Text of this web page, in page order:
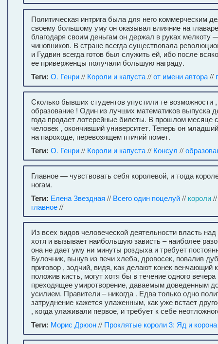
Политическая интрига была для него коммерческим
своему большому уму он оказывал влияние на
благодаря своим деньгам он держал в руках мелкоту
чиновников. В стране всегда существовала
и Гудвин всегда готов был служить ей, ибо после
ее приверженцы получали большую награду.
Теги: О. Генри// Короли и капуста//от имени автора//
Сколько бывших студентов упустили те возможности
образование ! Один из лучших математиков выпуска
года продает лотерейные билеты. В прошлом месяце
человек , окончивший университет. Теперь он
на пароходе, перевозящем птичий помет.
Теги: О. Генри// Короли и капуста// Консул //
Главное — чувствовать себя королевой, и тогда
ногам.
Теги: Елена Звездная // Всего один поцелуй// короли
главное//
Из всех видов человеческой деятельности власть
хотя и вызывает наибольшую зависть – наиболее
она не дает уму ни минуты роздыха и требует
Булочник, вынув из печи хлеба, дровосек, повалив
приговор , зодчий, видя, как делают конек
положив кисть, могут хотя бы в течение одного вечера
преходящее умиротворение, даваемым доведенным
усилием. Правители – никогда . Едва только одно
затруднение кажется улаженным, как уже встает
, когда улаживали первое, и требует к себе
Теги: Морис Дрюон// Проклятые короли 3: Яд и корона